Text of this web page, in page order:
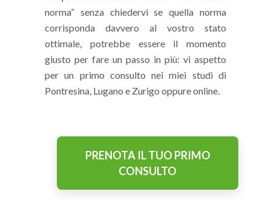
norma” senza chiedervi se quella norma
corrisponda davvero al vostro stato
ottimale, potrebbe essere il momento
giusto per fare un passo in più: vi aspetto
per un primo consulto nei miei studi di
Pontresina, Lugano e Zurigo oppure online.
PRENOTA IL TUO PRIMO
CONSULTO